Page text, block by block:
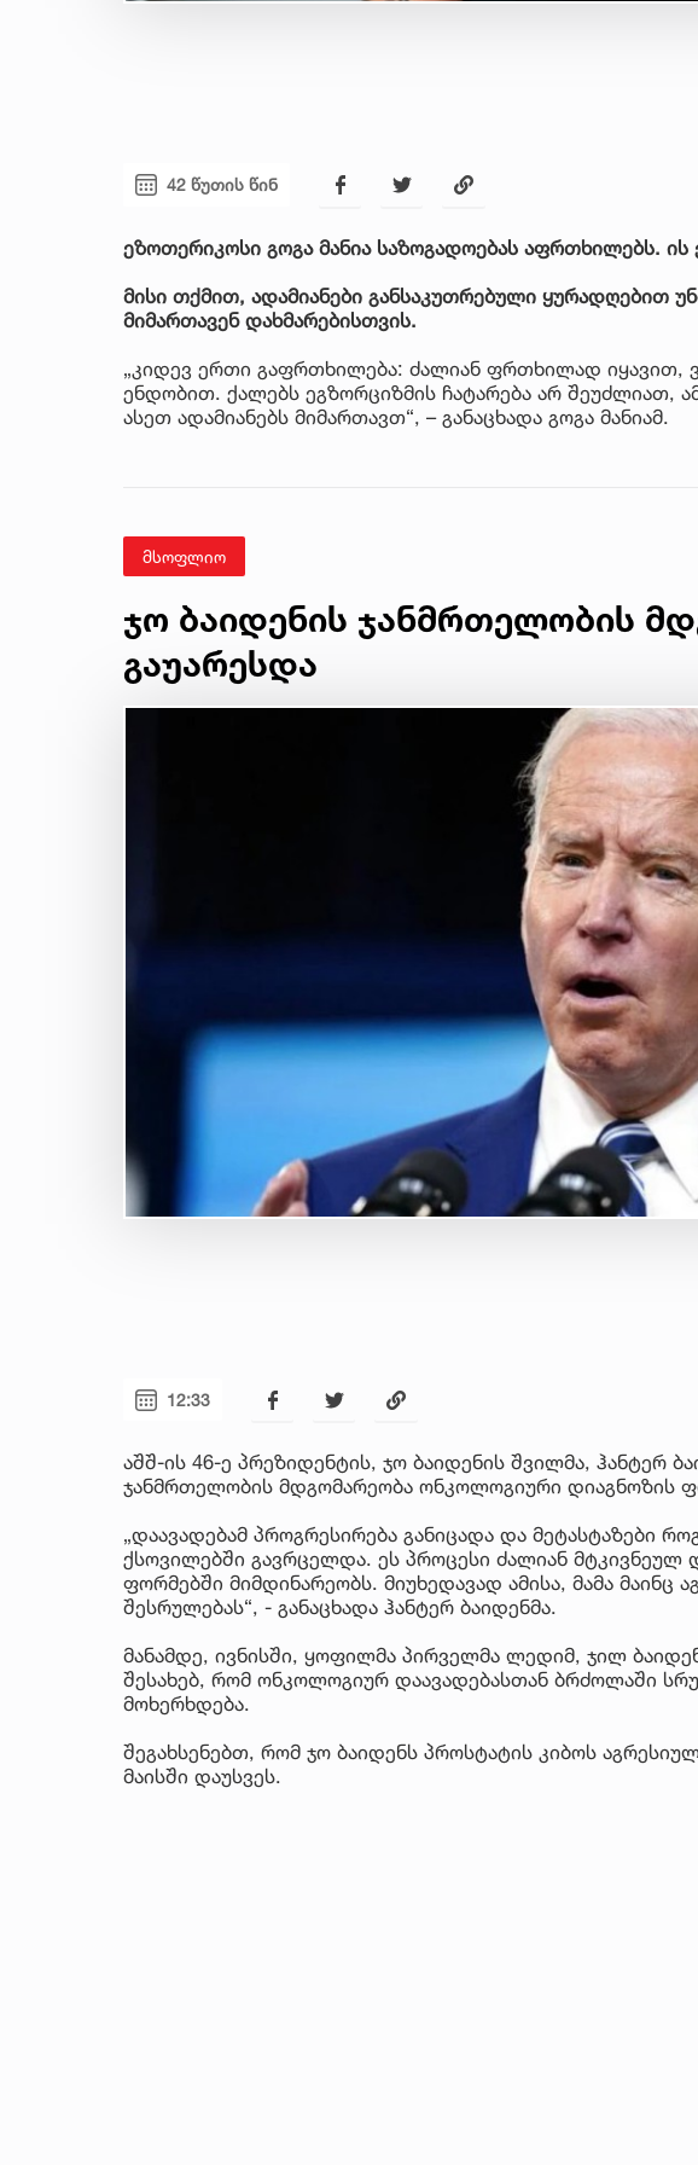
42 წუთის წინ
ეზოთერიკოსი გოგა მანია საზოგადოებას აფრთხილებს. ის
მისი თქმით, ადამიანები განსაკუთრებული ყურადღებით
მიმართავენ დახმარებისთვის.
„კიდევ ერთი გაფრთხილება: ძალიან ფრთხილად იყავით,
ენდობით. ქალებს ეგზორციზმის ჩატარება არ შეუძლიათ,
ასეთ ადამიანებს მიმართავთ“, – განაცხადა გოგა მანიამ.
მსოფლიო
ჯო ბაიდენის ჯანმრთელობის
გაუარესდა
12:33
აშშ-ის 46-ე პრეზიდენტის, ჯო ბაიდენის შვილმა, ჰანტერ
ჯანმრთელობის მდგომარეობა ონკოლოგიური დიაგნოზის
„დაავადებამ პროგრესირება განიცადა და მეტასტაზები
ქსოვილებში გავრცელდა. ეს პროცესი ძალიან
ფორმებში მიმდინარეობს. მიუხედავად ამისა, მამა მაინც
შესრულებას“, - განაცხადა ჰანტერ ბაიდენმა.
მანამდე, ივნისში, ყოფილმა პირველმა ლედიმ, ჯილ
შესახებ, რომ ონკოლოგიურ დაავადებასთან ბრძოლაში
მოხერხდება.
შეგახსენებთ, რომ ჯო ბაიდენს პროსტატის კიბოს
მაისში დაუსვეს.